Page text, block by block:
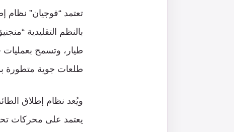
بالنظم التقليدية
طيار، وتسمح بعمليات
طلعات جوية متطورة
يعتمد على محركات